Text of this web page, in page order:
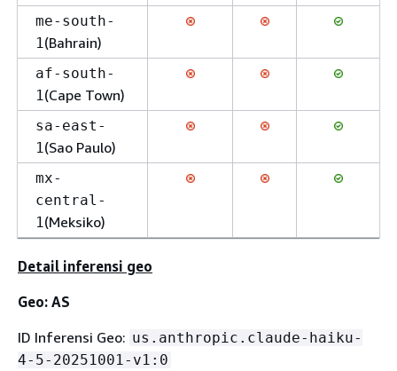
me-south-
1(Bahrain)
af-south-
1(Cape Town)
sa-east-
1(Sao Paulo)
mx-
central-
1(Meksiko)
Detail inferensi geo
Geo: AS
ID Inferensi Geo: us.anthropic.claude-haiku-
4-5-20251001-v1:0